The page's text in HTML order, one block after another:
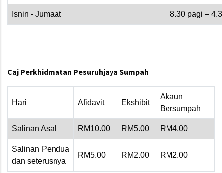
Isnin - Jumaat 8.30 pagi –
Caj Perkhidmatan Pesuruhjaya Sumpah
Hari Afidavit Ekshibit
Akaun
Bersumpah
Salinan Asal RM10.00 RM5.00 RM4.00
Salinan Pendua
dan seterusnya
RM5.00 RM2.00 RM2.00